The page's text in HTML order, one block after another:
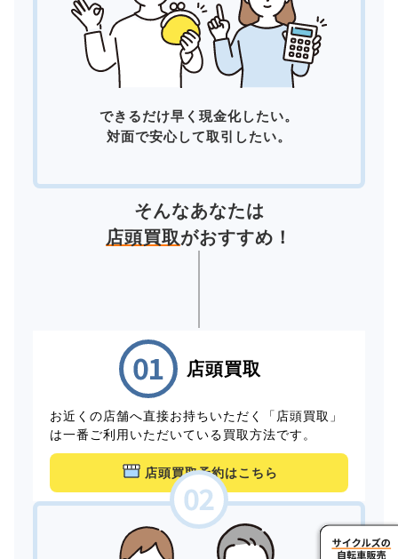
できるだけ早く現金化したい。
対面で安心して取引したい。
そんなあなたは
店頭買取がおすすめ！
店頭買取
お近くの店舗へ直接お持ちいただく「店頭買取」
は一番ご利用いただいている買取方法です。
店頭買取予約はこちら